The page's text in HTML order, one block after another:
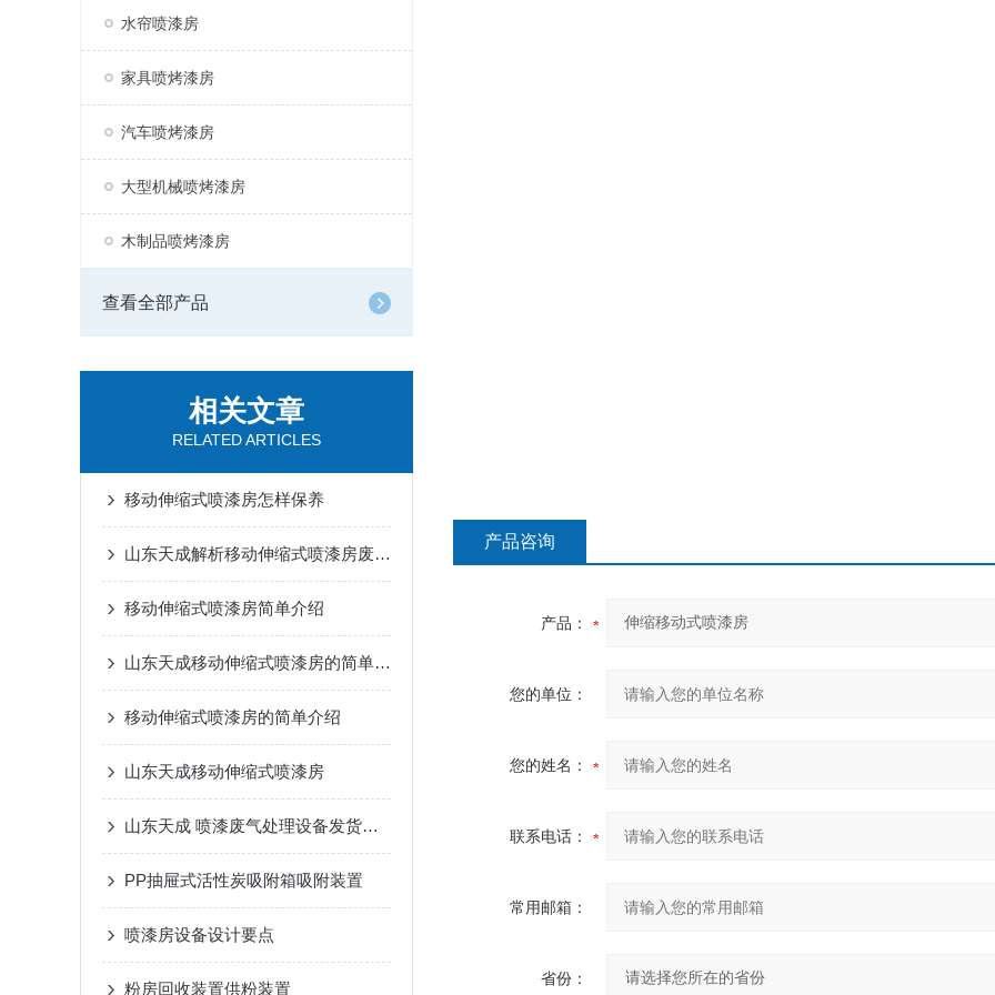
水帘喷漆房
家具喷烤漆房
汽车喷烤漆房
大型机械喷烤漆房
木制品喷烤漆房
查看全部产品
相关文章
RELATED ARTICLES
移动伸缩式喷漆房怎样保养
山东天成解析移动伸缩式喷漆房废气处理技巧
移动伸缩式喷漆房简单介绍
山东天成移动伸缩式喷漆房的简单介绍
移动伸缩式喷漆房的简单介绍
山东天成移动伸缩式喷漆房
山东天成 喷漆废气处理设备发货临沂
PP抽屉式活性炭吸附箱吸附装置
喷漆房设备设计要点
粉房回收装置供粉装置
产品咨询
产品：
您的单位：
您的姓名：
联系电话：
常用邮箱：
省份：